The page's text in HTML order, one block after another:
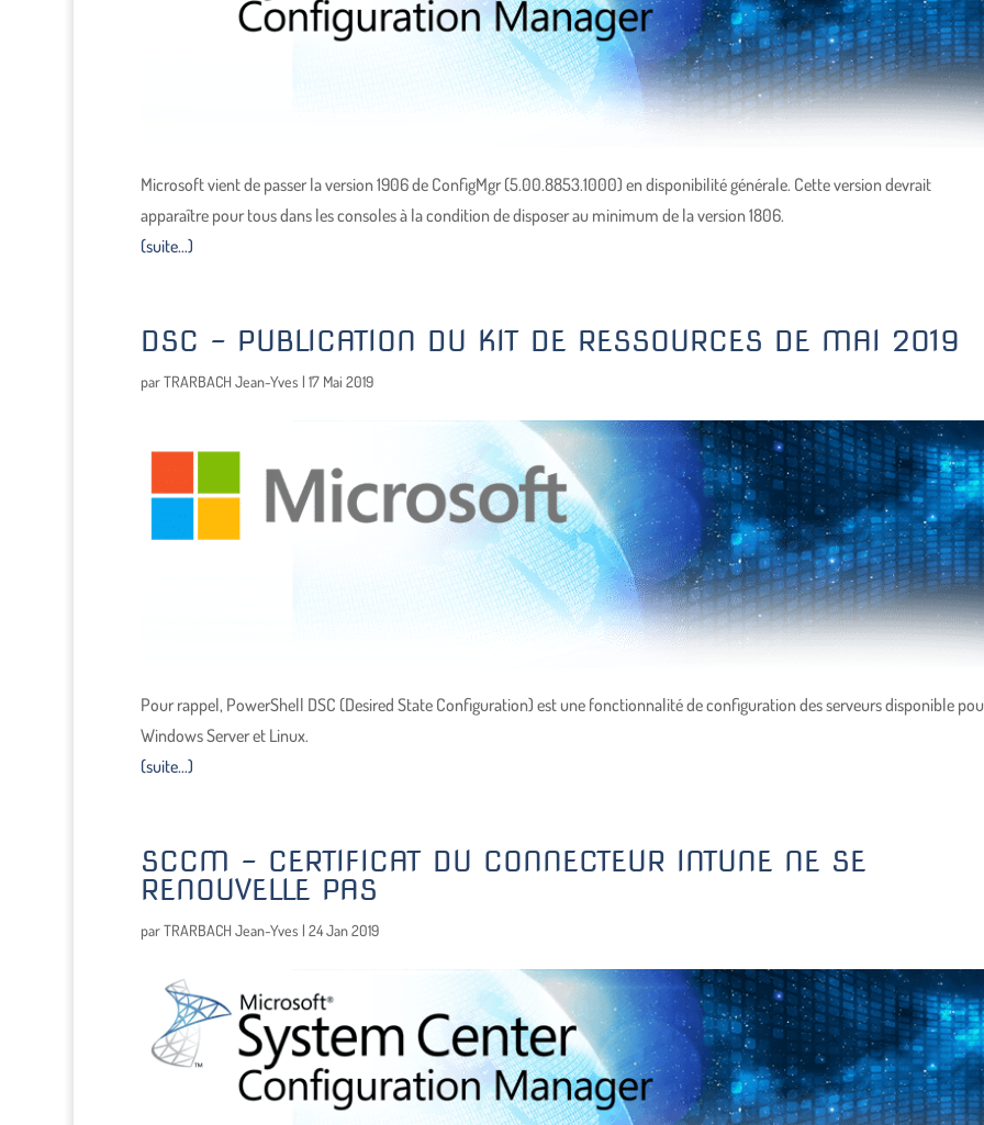
Microsoft vient de passer la version 1906 de ConfigMgr (5.00.8853.1000) en disponibilité générale. Cette version devrait
apparaître pour tous dans les consoles à la condition de disposer au minimum de la version 1806.
(suite…)
DSC – PUBLICATION DU KIT DE RESSOURCES DE MAI 2019
parTRARBACH Jean-Yves | 17 Mai 2019
Pour rappel, PowerShell DSC (Desired State Configuration) est une fonctionnalité de configuration des serveurs disponible
Windows Server et Linux.
(suite…)
SCCM – CERTIFICAT DU CONNECTEUR INTUNE NE SE
RENOUVELLE PAS
parTRARBACH Jean-Yves | 24 Jan 2019